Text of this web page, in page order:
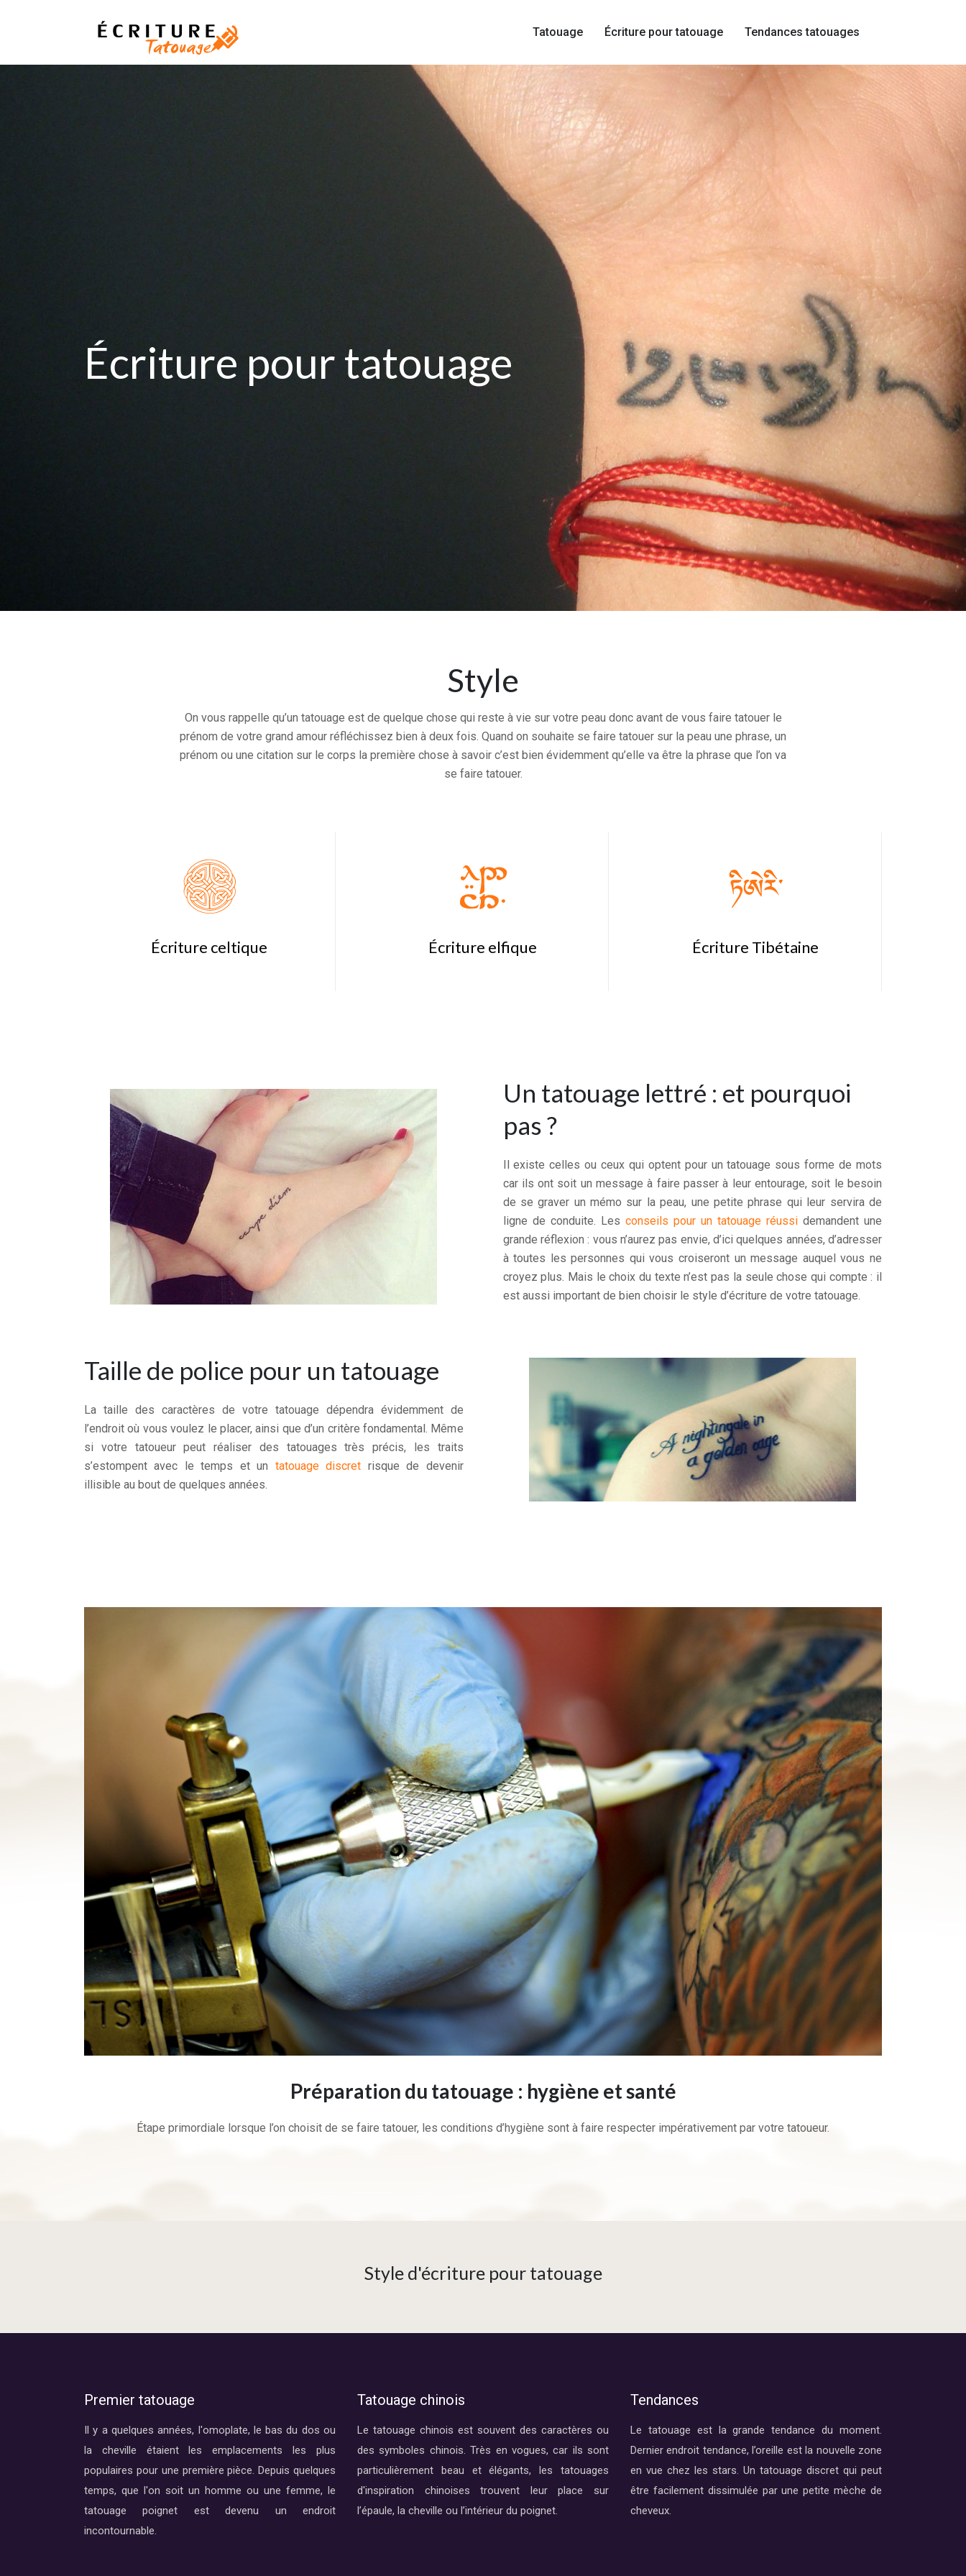
Tatouage Écriture pour tatouage Tendances tatouages
Écriture pour tatouage
Style
On vous rappelle qu’un tatouage est de quelque chose qui reste à vie sur votre peau donc avant de vous faire tatouer le
prénom de votre grand amour réfléchissez bien à deux fois. Quand on souhaite se faire tatouer sur la peau une phrase, un
prénom ou une citation sur le corps la première chose à savoir c’est bien évidemment qu’elle va être la phrase que l’on va
se faire tatouer.
Écriture celtique Écriture elfique Écriture Tibétaine
Un tatouage lettré : et pourquoi
pas ?
Il existe celles ou ceux qui optent pour un tatouage sous forme de mots
car ils ont soit un message à faire passer à leur entourage, soit le besoin
de se graver un mémo sur la peau, une petite phrase qui leur servira de
ligne de conduite. Les conseils pour un tatouage réussidemandent une
grande réflexion : vous n’aurez pas envie, d’ici quelques années, d’adresser
à toutes les personnes qui vous croiseront un message auquel vous ne
croyez plus. Mais le choix du texte n’est pas la seule chose qui compte : il
est aussi important de bien choisir le style d’écriture de votre tatouage.
Taille de police pour un tatouage
La taille des caractères de votre tatouage dépendra évidemment de
l’endroit où vous voulez le placer, ainsi que d’un critère fondamental. Même
si votre tatoueur peut réaliser des tatouages très précis, les traits
s’estompent avec le temps et un tatouage discret risque de devenir
illisible au bout de quelques années.
Préparation du tatouage : hygiène et santé
Étape primordiale lorsque l’on choisit de se faire tatouer, les conditions d’hygiène sont à faire respecter impérativement par votre tatoueur.
Style d'écriture pour tatouage
Premier tatouage
Il y a quelques années, l'omoplate, le bas du dos ou
la cheville étaient les emplacements les plus
populaires pour une première pièce. Depuis quelques
temps, que l'on soit un homme ou une femme, le
tatouage poignet est devenu un endroit
incontournable.
Tatouage chinois
Le tatouage chinois est souvent des caractères ou
des symboles chinois. Très en vogues, car ils sont
particulièrement beau et élégants, les tatouages
d'inspiration chinoises trouvent leur place sur
l’épaule, la cheville ou l’intérieur du poignet.
Tendances
Le tatouage est la grande tendance du moment.
Dernier endroit tendance, l’oreille est la nouvelle zone
en vue chez les stars. Un tatouage discret qui peut
être facilement dissimulée par une petite mèche de
cheveux.